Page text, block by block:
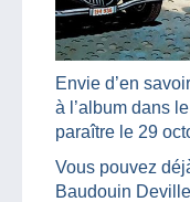
Envie d’en
à l’album dans
paraître le 29
Vous pouvez
Baudouin